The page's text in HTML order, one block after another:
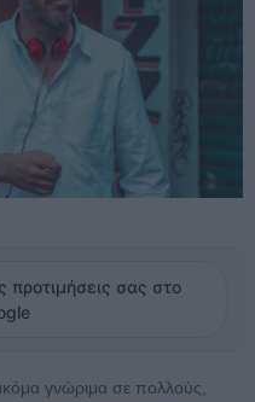
προτιμήσεις σας στο
γνώριμα σε πολλούς,